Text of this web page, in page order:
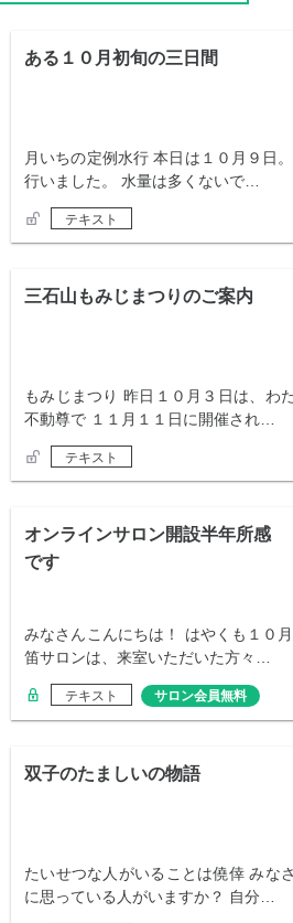
ある１０月初旬の三日間
月いちの定例水行 本日は１０月９日
行いました。 水量は多くないで…
テキスト
三石山もみじまつりのご案内
もみじまつり 昨日１０月３日は、わ
不動尊で １１月１１日に開催され…
テキスト
オンラインサロン開設半年所感
です
みなさんこんにちは！ はやくも１０
笛サロンは、来室いただいた方々…
テキスト サロン会員無料
双子のたましいの物語
たいせつな人がいることは僥倖 みな
に思っている人がいますか？ 自分…